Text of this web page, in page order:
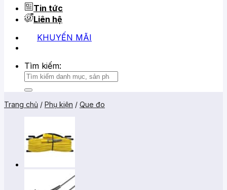
Tin tức
Liên hệ
KHUYẾN MÃI
Tìm kiếm:
Trang chủ / Phụ kiện / Que đo